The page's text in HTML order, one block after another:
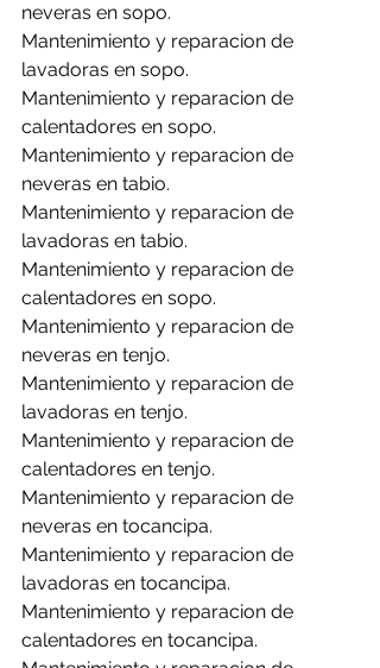
neveras en sopo.
Mantenimiento y reparacion de
lavadoras en sopo.
Mantenimiento y reparacion de
calentadores en sopo.
Mantenimiento y reparacion de
neveras en tabio.
Mantenimiento y reparacion de
lavadoras en tabio.
Mantenimiento y reparacion de
calentadores en sopo.
Mantenimiento y reparacion de
neveras en tenjo.
Mantenimiento y reparacion de
lavadoras en tenjo.
Mantenimiento y reparacion de
calentadores en tenjo.
Mantenimiento y reparacion de
neveras en tocancipa.
Mantenimiento y reparacion de
lavadoras en tocancipa.
Mantenimiento y reparacion de
calentadores en tocancipa.